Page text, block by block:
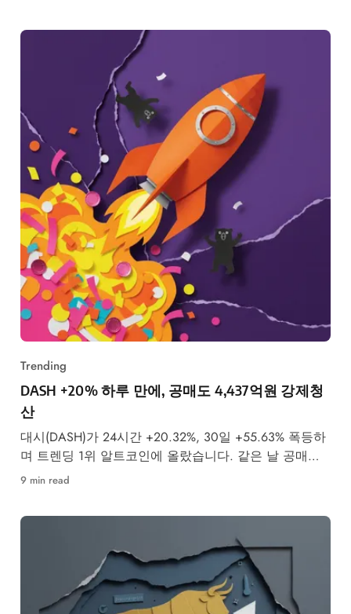
Trending
DASH +20% 하루 만에, 공매도 4,437억원 강제청
산
대시(DASH)가 24시간 +20.32%, 30일 +55.63% 폭등하
며 트렌딩 1위 알트코인에 올랐습니다. 같은 날 공매도
투자자 4,437억원이 강제청산됐습니다.
9 min read